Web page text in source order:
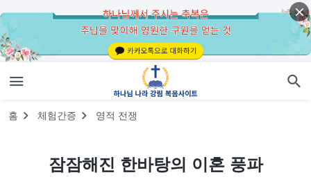
홈 체험간증 영적 전쟁
잠잠해진 한바탕의 이혼 풍파